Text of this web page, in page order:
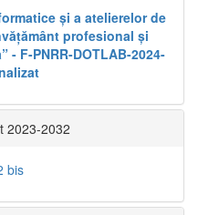
și a atelierelor de
profesional și
F-PNRR-DOTLAB-2024-
2023-2032
bis